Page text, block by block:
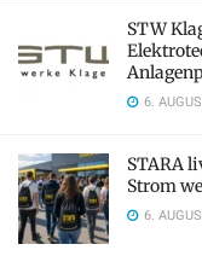
STW
6.
STARA
Strom
6.